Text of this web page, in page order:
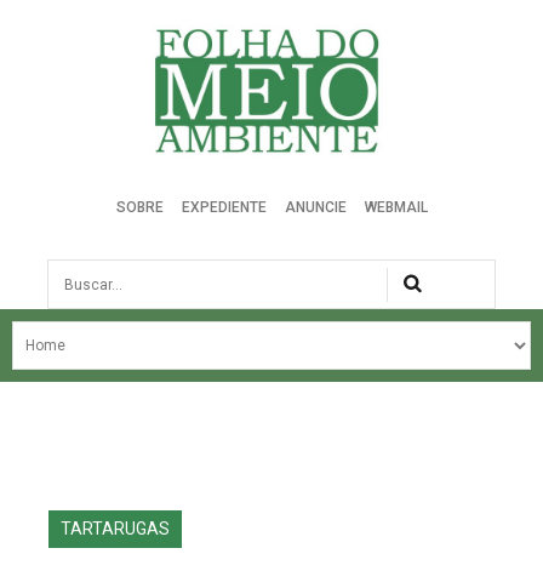
Folha do Meio Ambiente
SOBRE EXPEDIENTE ANUNCIE WEBMAIL
Busca
NOSSA HISTÓRIA
EDIÇÕES ANTERIORES
TARTARUGAS